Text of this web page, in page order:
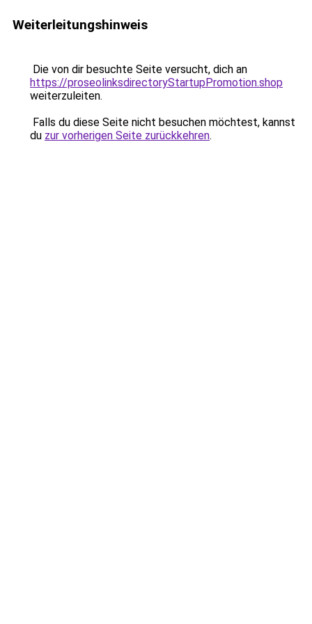
Weiterleitungshinweis
Die von dir besuchte Seite versucht, dich an
https://proseolinksdirectoryStartupPromotion.shop
weiterzuleiten.
Falls du diese Seite nicht besuchen möchtest, kannst
du zur vorherigen Seite zurückkehren.